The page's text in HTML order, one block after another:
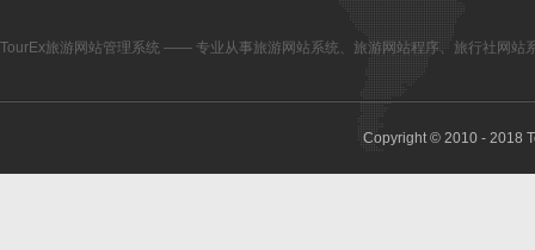
TourEx旅游网站管理系统 —— 专业从事旅游网站系统 旅游网站程序、 旅行社网站
Copyright © 2010 - 2018